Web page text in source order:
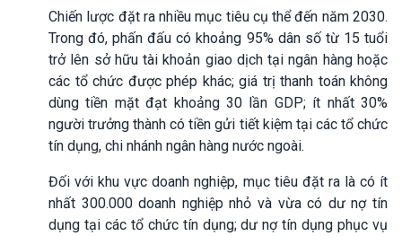
Chiến lược đặt ra nhiều mục tiêu cụ thể đến năm 2030.
Trong đó, phấn đấu có khoảng 95% dân số từ 15 tuổi
trở lên sở hữu tài khoản giao dịch tại ngân hàng hoặc
các tổ chức được phép khác; giá trị thanh toán không
dùng tiền mặt đạt khoảng 30 lần GDP; ít nhất 30%
người trưởng thành có tiền gửi tiết kiệm tại các tổ chức
tín dụng, chi nhánh ngân hàng nước ngoài.
Đối với khu vực doanh nghiệp, mục tiêu đặt ra là có ít
nhất 300.000 doanh nghiệp nhỏ và vừa có dư nợ tín
dụng tại các tổ chức tín dụng; dư nợ tín dụng phục vụ